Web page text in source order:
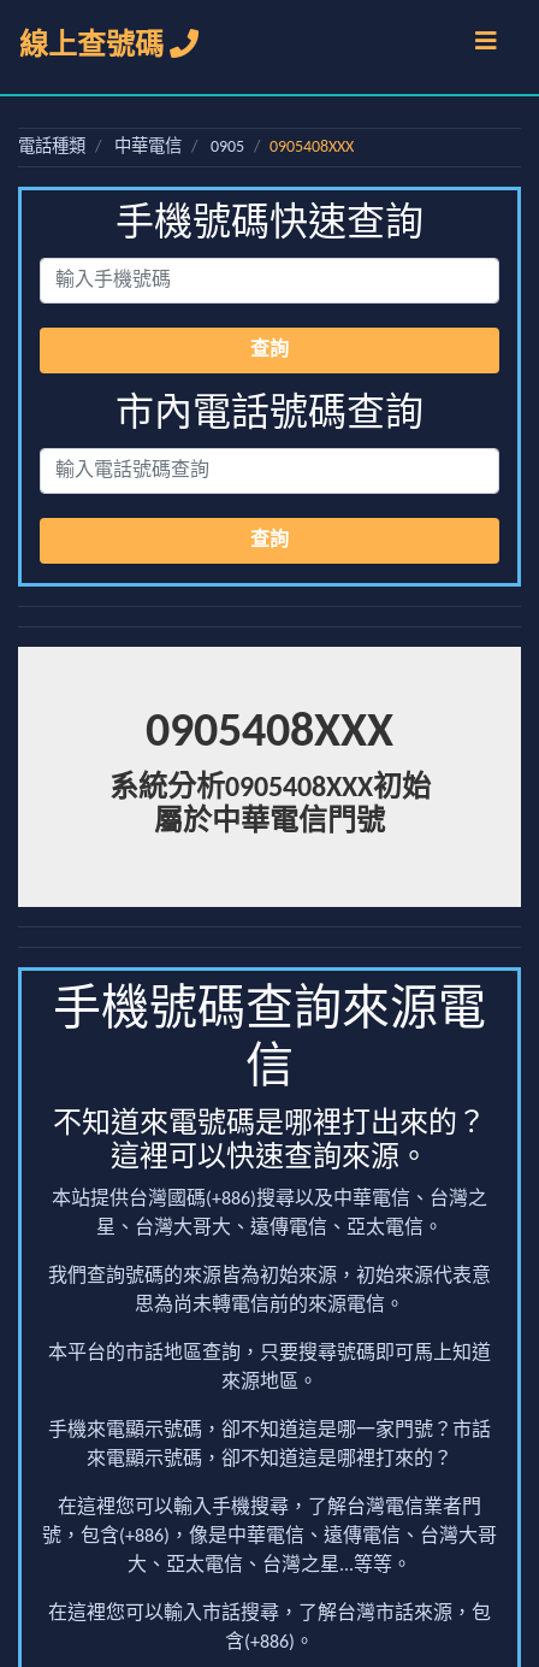
線上查號碼
電話種類 中華電信 0905 0905408XXX
手機號碼快速查詢
查詢
市內電話號碼查詢
查詢
0905408XXX
系統分析0905408XXX初始
屬於中華電信門號
手機號碼查詢來源電
信
不知道來電號碼是哪裡打出來的？
這裡可以快速查詢來源。
本站提供台灣國碼(+886)搜尋以及中華電信、台灣之
星、台灣大哥大、遠傳電信、亞太電信。
我們查詢號碼的來源皆為初始來源，初始來源代表意
思為尚未轉電信前的來源電信。
本平台的市話地區查詢，只要搜尋號碼即可馬上知道
來源地區。
手機來電顯示號碼，卻不知道這是哪一家門號？市話
來電顯示號碼，卻不知道這是哪裡打來的？
在這裡您可以輸入手機搜尋，了解台灣電信業者門
號，包含(+886)，像是中華電信、遠傳電信、台灣大哥
大、亞太電信、台灣之星...等等。
在這裡您可以輸入市話搜尋，了解台灣市話來源，包
含(+886)。